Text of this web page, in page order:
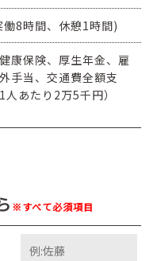
8時間、休憩1時間)
康保険、厚生年金、雇
手当、交通費全額支
あたり2万5千円）
※すべて必須項目